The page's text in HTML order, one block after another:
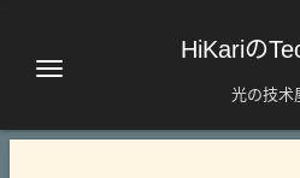
HiKariの
光の技术